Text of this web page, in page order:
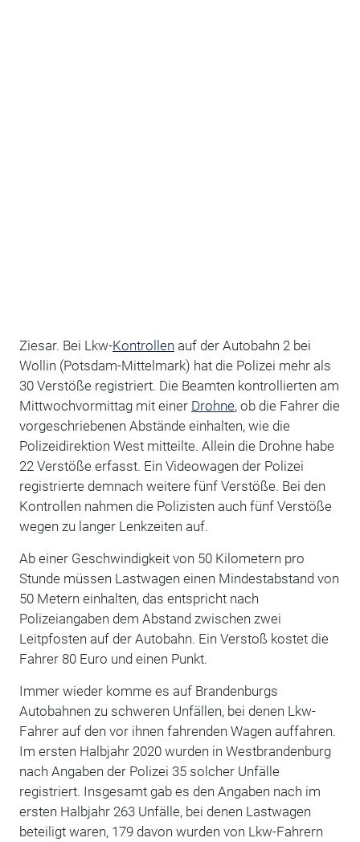
Ziesar. Bei Lkw-Kontrollen auf der Autobahn 2 bei
Wollin (Potsdam-Mittelmark) hat die Polizei mehr als
30 Verstöße registriert. Die Beamten kontrollierten am
Mittwochvormittag mit einer Drohne, ob die Fahrer die
vorgeschriebenen Abstände einhalten, wie die
Polizeidirektion West mitteilte. Allein die Drohne habe
22 Verstöße erfasst. Ein Videowagen der Polizei
registrierte demnach weitere fünf Verstöße. Bei den
Kontrollen nahmen die Polizisten auch fünf Verstöße
wegen zu langer Lenkzeiten auf.
Ab einer Geschwindigkeit von 50 Kilometern pro
Stunde müssen Lastwagen einen Mindestabstand von
50 Metern einhalten, das entspricht nach
Polizeiangaben dem Abstand zwischen zwei
Leitpfosten auf der Autobahn. Ein Verstoß kostet die
Fahrer 80 Euro und einen Punkt.
Immer wieder komme es auf Brandenburgs
Autobahnen zu schweren Unfällen, bei denen Lkw-
Fahrer auf den vor ihnen fahrenden Wagen auffahren.
Im ersten Halbjahr 2020 wurden in Westbrandenburg
nach Angaben der Polizei 35 solcher Unfälle
registriert. Insgesamt gab es den Angaben nach im
ersten Halbjahr 263 Unfälle, bei denen Lastwagen
beteiligt waren, 179 davon wurden von Lkw-Fahrern